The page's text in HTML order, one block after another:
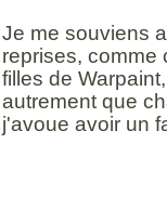
Je me souviens
reprises, comme
filles de Warpaint,
autrement que
j'avoue avoir un